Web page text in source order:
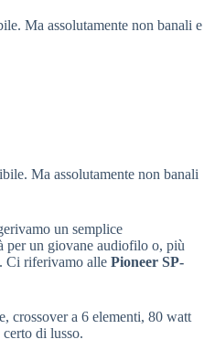
Ma assolutamente non banali e
Ma assolutamente non banali
un semplice
per un giovane audiofilo o, più
Ci riferivamo alle Pioneer SP-
crossover a 6 elementi, 80 watt
di lusso.